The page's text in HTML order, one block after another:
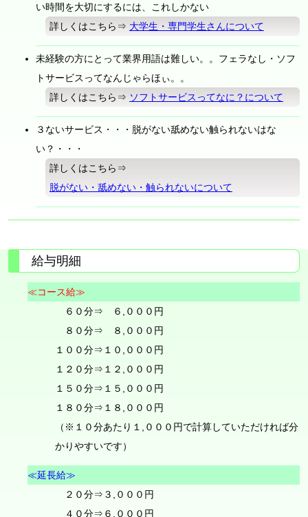
い時間を大切にするには、これしかない
詳しくはこちら⇒ 大学生・専門学生さんについて
未経験の方にとって業界用語は難しい。。フェラなし・ソフ
トサービスってなんじゃらほぃ。。
詳しくはこちら⇒ ソフトサービスってなに？について
３ないサービス・・・脱がない舐めない触られないはな
い？・・・
詳しくはこちら⇒
脱がない・舐めない・触られないについて
給与明細
≪コース給≫
６０分⇒ ６,０００円
８０分⇒ ８,０００円
１００分⇒１０,０００円
１２０分⇒１２,０００円
１５０分⇒１５,０００円
１８０分⇒１８,０００円
（※１０分あたり１,０００円で計算していただければ分
かりやすいです）
≪延長給≫
２０分⇒３,０００円
４０分⇒６,０００円